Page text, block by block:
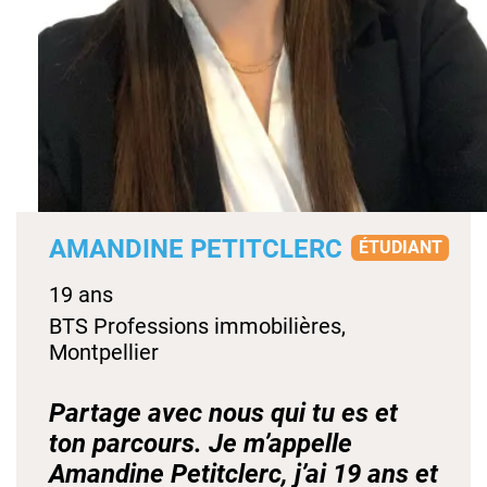
AMANDINE PETITCLERC ÉTUDIANT
19 ans
BTS Professions immobilières,
Montpellier
Partage avec nous qui tu es et
ton parcours. Je m’appelle
Amandine Petitclerc, j’ai 19 ans et